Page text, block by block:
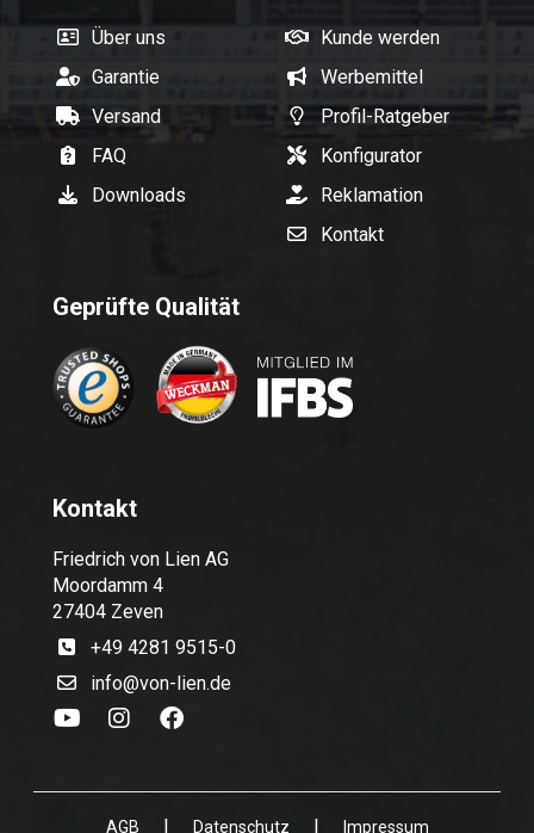
Über uns
Garantie
Versand
FAQ
Downloads
Kunde werden
Werbemittel
Profil-Ratgeber
Konfigurator
Reklamation
Kontakt
Geprüfte Qualität
Kontakt
Friedrich von Lien AG
Moordamm 4
27404 Zeven
+49 4281 9515-0
info@von-lien.de
AGB | Datenschutz | Impressum